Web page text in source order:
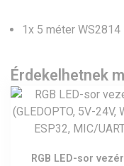
1x 5 méter WS2814
Érdekelhetnek
RGB LED-sor